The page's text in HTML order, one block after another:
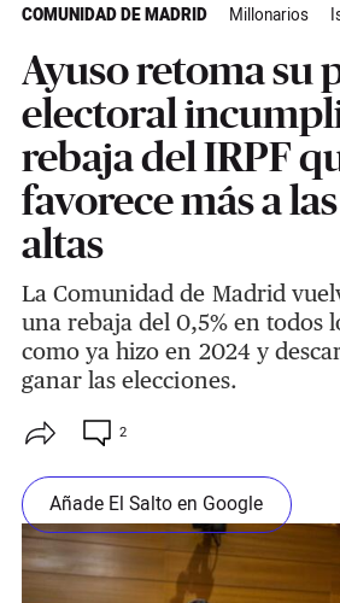
COMUNIDAD DE MADRID Millonarios
Ayuso retoma su
electoral
rebaja del IRPF
favorece más a
altas
La Comunidad de Madrid
una rebaja del 0,5% en todos
como ya hizo en 2024 y
ganar las elecciones.
2
Añade El Salto en Google